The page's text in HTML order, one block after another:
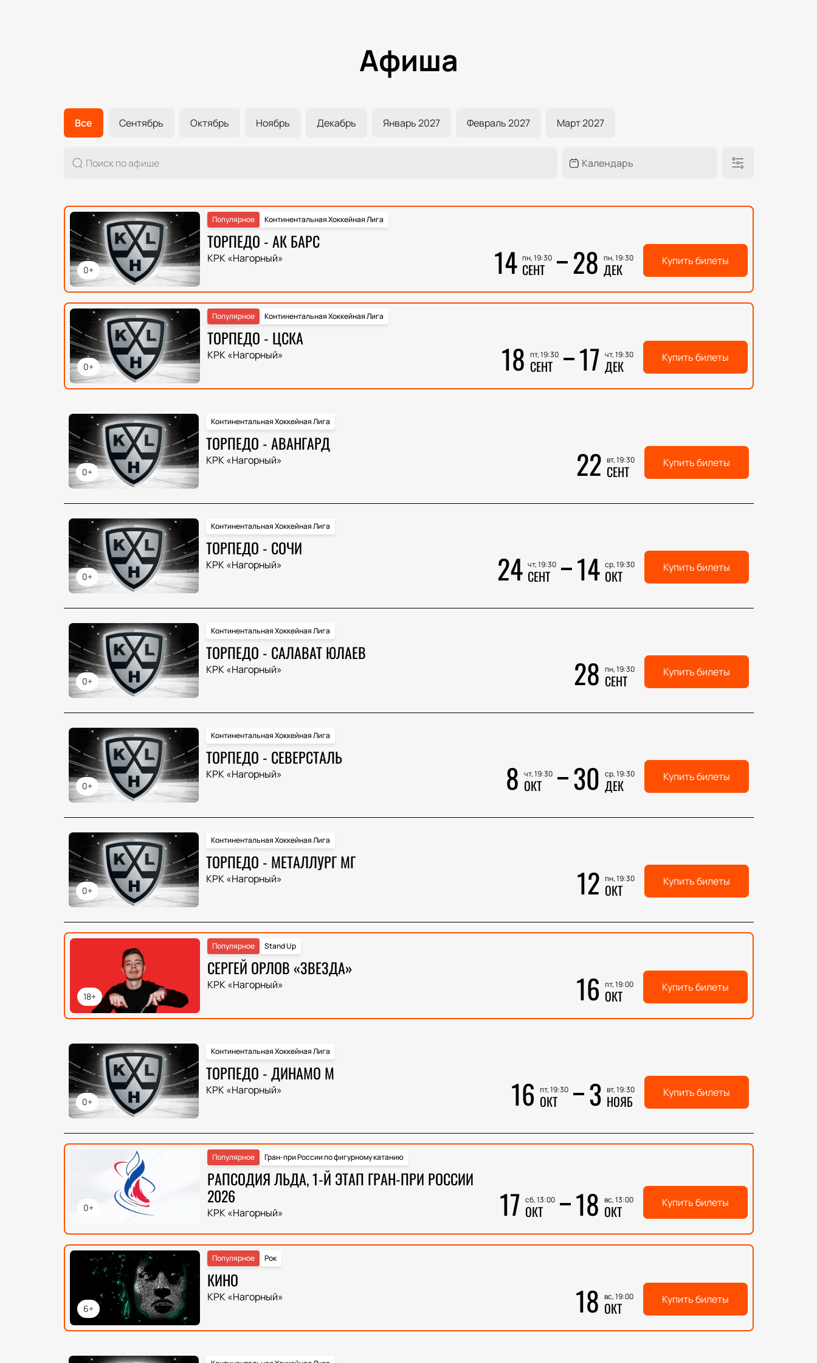
Афиша
Все Сентябрь Октябрь Ноябрь Декабрь Январь 2027 Февраль 2027 Март 2027
0+
Континентальная Хоккейная Лига
Популярное
ТОРПЕДО - АК БАРС
КРК «Нагорный» 14 пн, 19:30
СЕНТ 28 пн, 19:30
ДЕК Купить билеты
0+
Континентальная Хоккейная Лига
Популярное
ТОРПЕДО - ЦСКА
КРК «Нагорный» 18 пт, 19:30
СЕНТ 17 чт, 19:30
ДЕК Купить билеты
0+
Континентальная Хоккейная Лига
ТОРПЕДО - АВАНГАРД
КРК «Нагорный» 22 вт, 19:30
СЕНТ Купить билеты
0+
Континентальная Хоккейная Лига
ТОРПЕДО - СОЧИ
КРК «Нагорный» 24 чт, 19:30
СЕНТ 14 ср, 19:30
ОКТ Купить билеты
0+
Континентальная Хоккейная Лига
ТОРПЕДО - САЛАВАТ ЮЛАЕВ
КРК «Нагорный» 28 пн, 19:30
СЕНТ Купить билеты
0+
Континентальная Хоккейная Лига
ТОРПЕДО - СЕВЕРСТАЛЬ
КРК «Нагорный» 8 чт, 19:30
ОКТ 30 ср, 19:30
ДЕК Купить билеты
0+
Континентальная Хоккейная Лига
ТОРПЕДО - МЕТАЛЛУРГ МГ
КРК «Нагорный» 12 пн, 19:30
ОКТ Купить билеты
18+
Stand Up
Популярное
СЕРГЕЙ ОРЛОВ «ЗВЕЗДА»
КРК «Нагорный» 16 пт, 19:00
ОКТ Купить билеты
0+
Континентальная Хоккейная Лига
ТОРПЕДО - ДИНАМО М
КРК «Нагорный» 16 пт, 19:30
ОКТ 3 вт, 19:30
НОЯБ Купить билеты
0+
Гран-при России по фигурному катанию
Популярное
РАПСОДИЯ ЛЬДА, 1-Й ЭТАП ГРАН-ПРИ РОССИИ
2026
КРК «Нагорный» 17 сб, 13:00
ОКТ 18 вс, 13:00
ОКТ Купить билеты
6+
Рок
Популярное
КИНО
КРК «Нагорный» 18 вс, 19:00
ОКТ Купить билеты